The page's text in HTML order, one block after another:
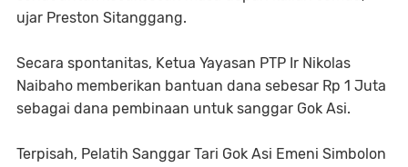
ujar Preston Sitanggang.
Secara spontanitas, Ketua Yayasan PTP Ir Nikolas
Naibaho memberikan bantuan dana sebesar Rp 1 Juta
sebagai dana pembinaan untuk sanggar Gok Asi.
Terpisah, Pelatih Sanggar Tari Gok Asi Emeni Simbolon